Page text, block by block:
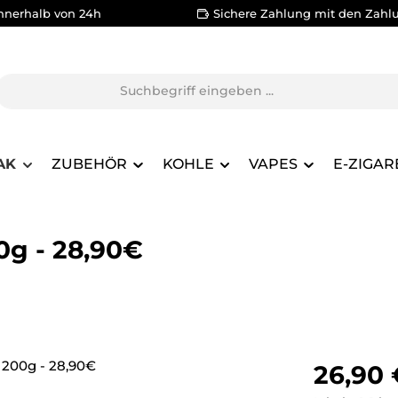
von 24h Sichere Zahlung mit den
ZUBEHÖR KOHLE VAPES E-
- 28,90€
Regulärer
26,90